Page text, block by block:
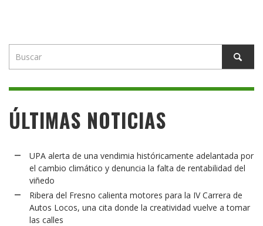
ÚLTIMAS NOTICIAS
UPA alerta de una vendimia históricamente adelantada por
el cambio climático y denuncia la falta de rentabilidad del
viñedo
Ribera del Fresno calienta motores para la IV Carrera de
Autos Locos, una cita donde la creatividad vuelve a tomar
las calles